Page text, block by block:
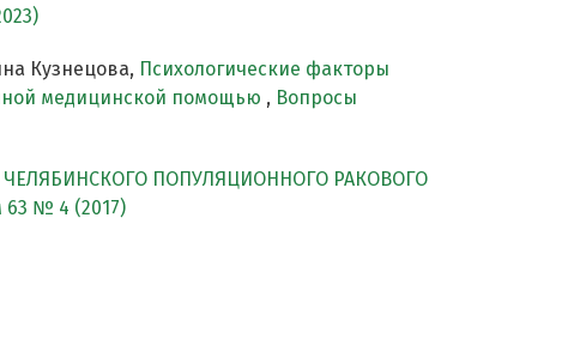
Кузнецова, Психологические факторы
медицинской помощью , Вопросы
ПОПУЛЯЦИОННОГО РАКОВОГО
63 № 4 (2017)